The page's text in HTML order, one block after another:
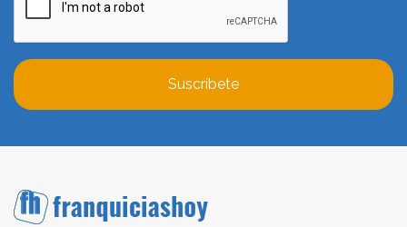
Suscríbete